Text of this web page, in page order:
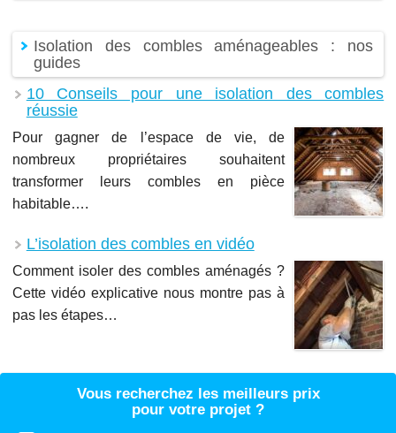
Isolation des combles aménageables : nos
guides
10 Conseils pour une isolation des combles
réussie
Pour gagner de l’espace de vie, de
nombreux propriétaires souhaitent
transformer leurs combles en pièce
habitable….
L’isolation des combles en vidéo
Comment isoler des combles aménagés ?
Cette vidéo explicative nous montre pas à
pas les étapes…
Vous recherchez les meilleurs prix
pour votre projet ?